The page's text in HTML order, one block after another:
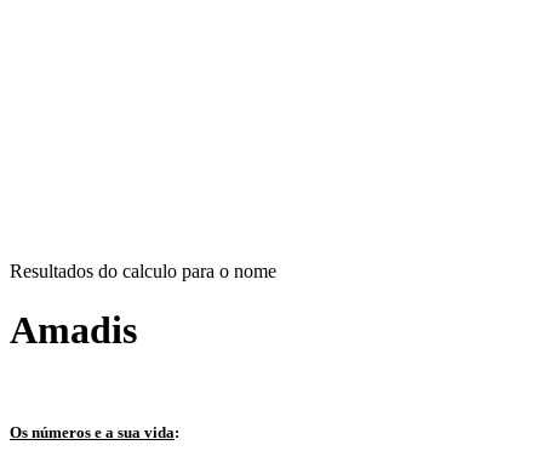
Resultados do calculo para o nome
Amadis
Os números e a sua vida: